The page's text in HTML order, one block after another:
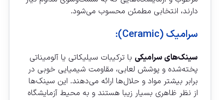
دارند، انتخابی مطمئن محسوب می‌شود.
سرامیک (Ceramic):
سینک‌های سرامیکی با ترکیبات سیلیکاتی یا آلومیناتی
پخته‌شده و پوشش لعابی، مقاومت شیمیایی خوبی در
برابر بیشتر مواد و حلال‌ها ارائه می‌دهند. این سینک‌ها
از نظر ظاهری بسیار زیبا هستند و به محیط آزمایشگاه